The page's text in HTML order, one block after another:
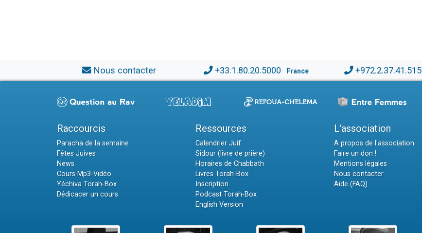
Nous contacter +33.1.80.20.5000 France +972.2.37.41.515
Raccourcis
Paracha de la semaine
Fêtes Juives
News
Cours Mp3-Vidéo
Yéchiva Torah-Box
Dédicacer un cours
Ressources
Calendrier Juif
Sidour (livre de prière)
Horaires de Chabbath
Livres Torah-Box
Inscription
Podcast Torah-Box
English Version
L'association
A propos de l'association
Faire un don !
Mentions légales
Nous contacter
Aide (FAQ)